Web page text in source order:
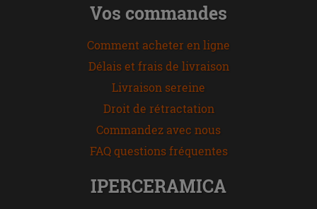
Vos commandes
Comment acheter en ligne
Délais et frais de livraison
Livraison sereine
Droit de rétractation
Commandez avec nous
FAQ questions fréquentes
IPERCERAMICA